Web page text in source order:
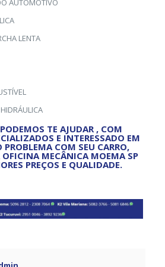
LENTA
TE AJUDAR , COM
E INTERESSADO EM
PROBLEMA COM SEU CARRO,
MECÂNICA MOEMA SP
PREÇOS E QUALIDADE.